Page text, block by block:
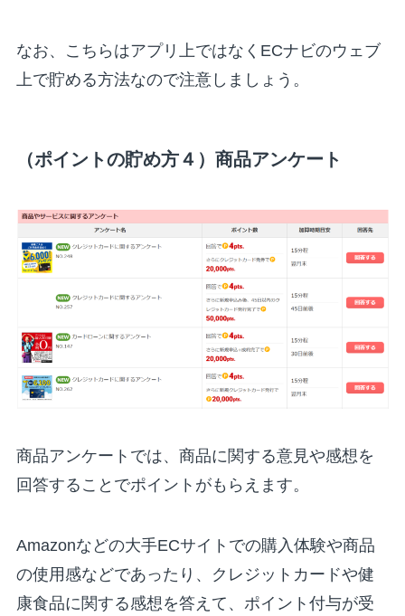
なお、こちらはアプリ上ではなくECナビのウェブ
上で貯める方法なので注意しましょう。
（ポイントの貯め方４）商品アンケート
商品アンケートでは、商品に関する意見や感想を
回答することでポイントがもらえます。
Amazonなどの大手ECサイトでの購入体験や商品
の使用感などであったり、クレジットカードや健
康食品に関する感想を答えて、ポイント付与が受